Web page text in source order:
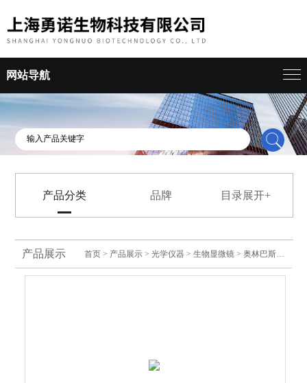
网站导航
产品分类 品牌 目录展开+
产品展示 首页 > 产品展示 >光学仪器 >生物显微镜 > 奥林巴斯生物显微镜